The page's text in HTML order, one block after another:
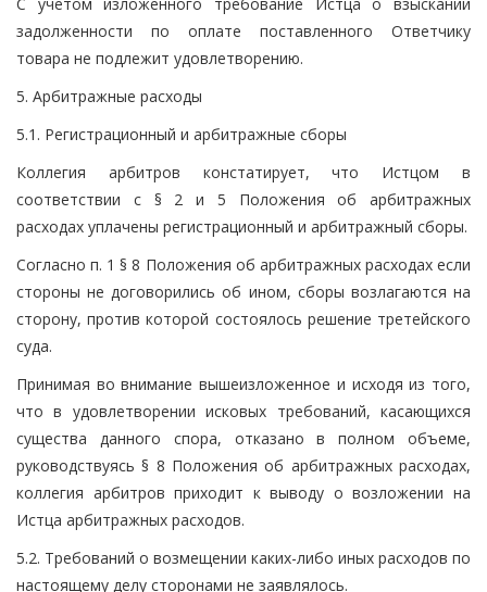
задолженности по оплате поставленного Ответчику
товара не подлежит удовлетворению.
5. Арбитражные расходы
5.1. Регистрационный и арбитражные сборы
Коллегия арбитров констатирует, что Истцом в
соответствии с § 2 и 5 Положения об арбитражных
расходах уплачены регистрационный и арбитражный сборы.
Согласно п. 1 § 8 Положения об арбитражных расходах если
стороны не договорились об ином, сборы возлагаются на
сторону, против которой состоялось решение третейского
суда.
Принимая во внимание вышеизложенное и исходя из того,
что в удовлетворении исковых требований, касающихся
существа данного спора, отказано в полном объеме,
руководствуясь § 8 Положения об арбитражных расходах,
коллегия арбитров приходит к выводу о возложении на
Истца арбитражных расходов.
5.2. Требований о возмещении каких-либо иных расходов по
настоящему делу сторонами не заявлялось.